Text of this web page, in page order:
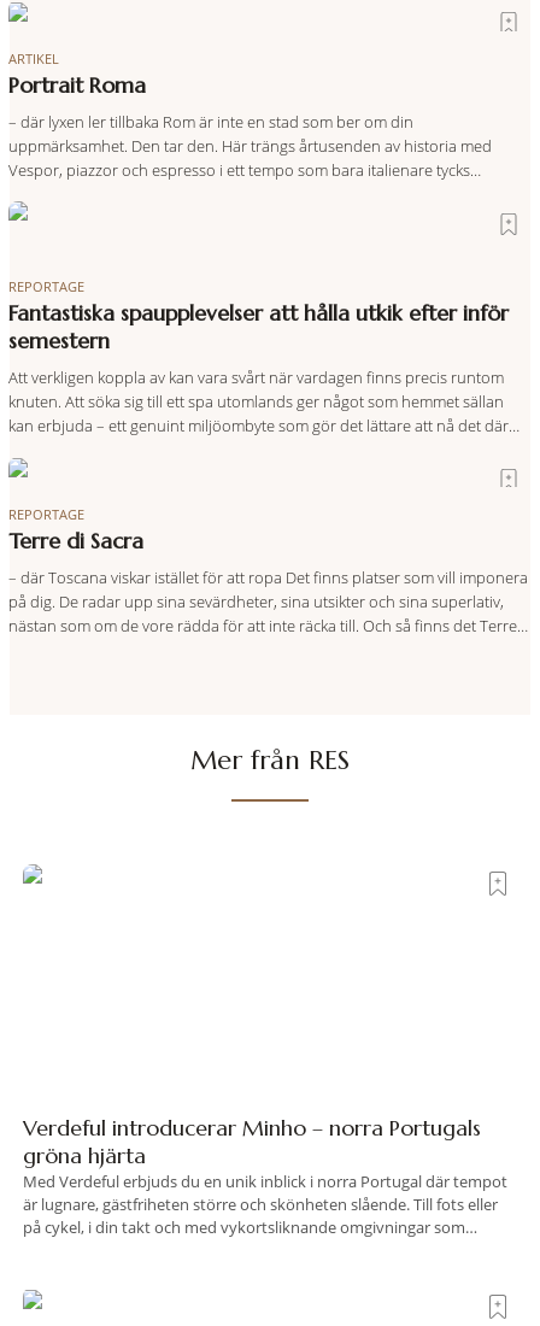
det
ARTIKEL
Portrait Roma
– där lyxen ler tillbaka Rom är inte en stad som ber om din
uppmärksamhet. Den tar den. Här trängs årtusenden av historia med
Vespor, piazzor och espresso i ett tempo som bara italienare tycks
Portrait Roma – ett hotell som lyckas med
REPORTAGE
Fantastiska spaupplevelser att hålla utkik efter inför
semestern
Att verkligen koppla av kan vara svårt när vardagen finns precis runtom
knuten. Att söka sig till ett spa utomlands ger något som hemmet sällan
kan erbjuda – ett genuint miljöombyte som gör det lättare att nå det där
vet exakt vilka
REPORTAGE
Terre di Sacra
– där Toscana viskar istället för att ropa Det finns platser som vill imponera
på dig. De radar upp sina sevärdheter, sina utsikter och sina superlativ,
nästan som om de vore rädda för att inte räcka till. Och så finns det Terre
Mer från RES
Verdeful introducerar Minho – norra Portugals
gröna hjärta
Med Verdeful erbjuds du en unik inblick i norra Portugal där tempot
är lugnare, gästfriheten större och skönheten slående. Till fots eller
på cykel, i din takt och med vykortsliknande omgivningar som
travel när det